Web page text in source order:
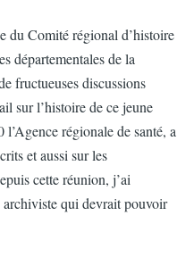
du Comité régional d’histoire
départementales de la
fructueuses discussions
sur l’histoire de ce jeune
régionale de santé, a
et aussi sur les
cette réunion, j’ai
qui devrait pouvoir